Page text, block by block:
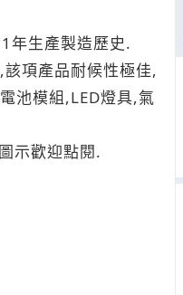
年生產製造歷史.
項產品耐候性極佳,
池模組,LED燈具,氣
示歡迎點閱.